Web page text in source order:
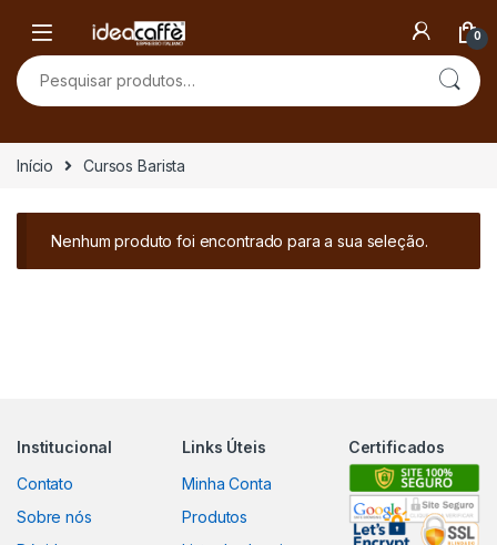
0
Pesquisar por:
Início Cursos Barista
Nenhum produto foi encontrado para a sua seleção.
Institucional
Contato
Sobre nós
Links Úteis
Minha Conta
Produtos
Certificados